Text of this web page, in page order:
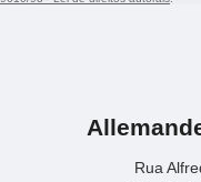
Rua